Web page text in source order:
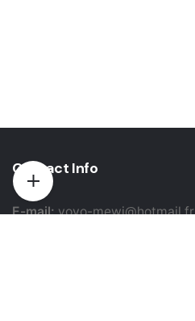
Contact Info
E-mail:yovo-mewi@hotmail.fr